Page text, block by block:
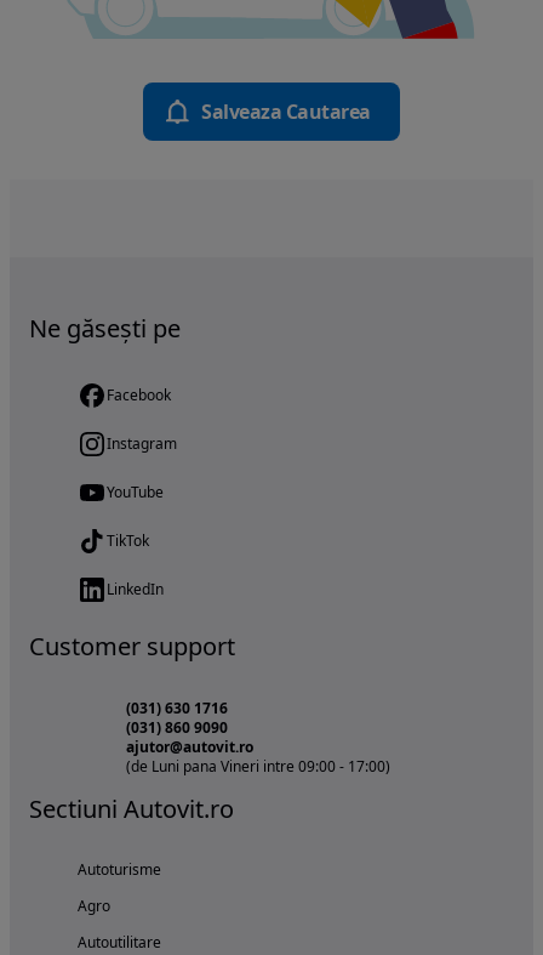
Salveaza Cautarea
Ne găsești pe
Facebook
Instagram
YouTube
TikTok
LinkedIn
Customer support
(031) 630 1716
(031) 860 9090
ajutor@autovit.ro
(de Luni pana Vineri intre 09:00 - 17:00)
Sectiuni Autovit.ro
Autoturisme
Agro
Autoutilitare